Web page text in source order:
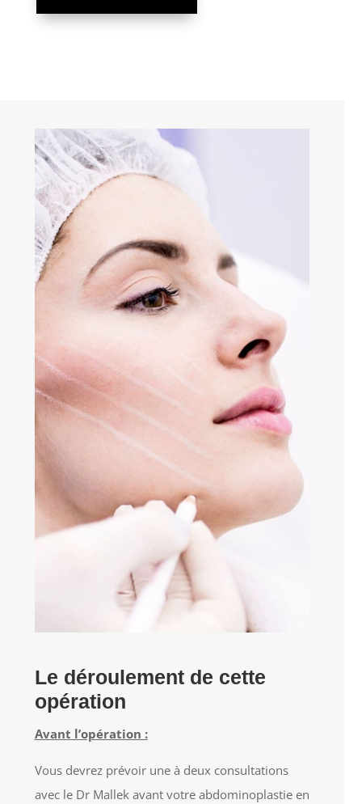
Le déroulement de cette
opération
Avant l’opération :
Vous devrez prévoir une à deux consultations
avec le Dr Mallek avant votre abdominoplastie en